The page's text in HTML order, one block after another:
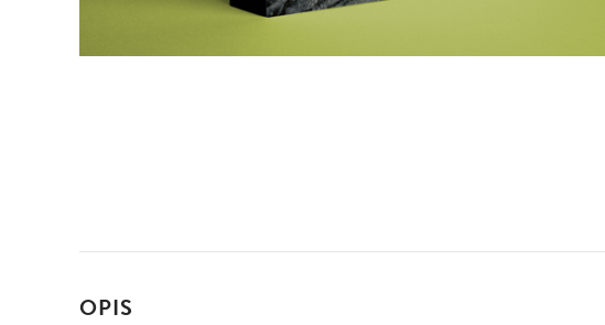
OPIS